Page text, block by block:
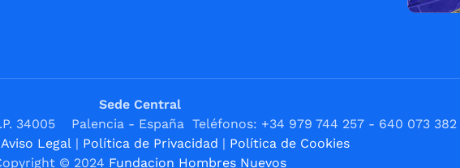
Sede Central
34005 Palencia - España Teléfonos: +34 979 744 257 - 640 073 382
Aviso Legal | Política de Privacidad | Política de Cookies
© 2024 Fundacion Hombres Nuevos